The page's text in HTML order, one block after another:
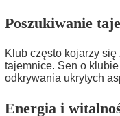
Poszukiwanie
Klub często kojarzy
tajemnice. Sen o
odkrywania ukrytych
Energia i